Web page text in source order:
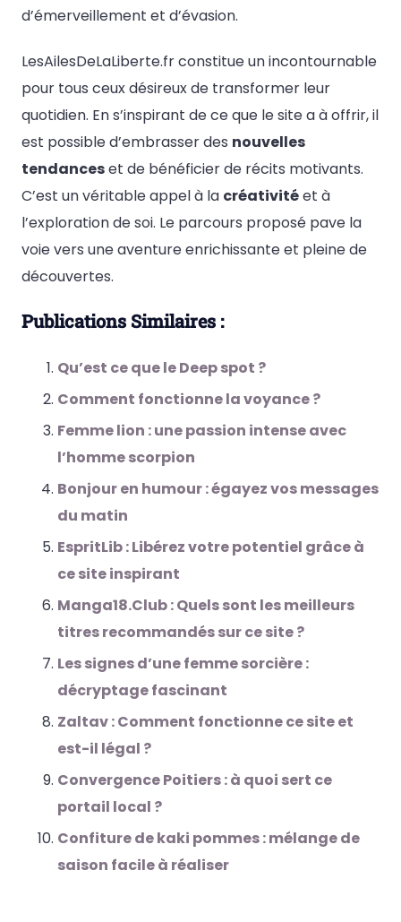
d’émerveillement et d’évasion.
LesAilesDeLaLiberte.fr constitue un incontournable
pour tous ceux désireux de transformer leur
quotidien. En s’inspirant de ce que le site a à offrir, il
est possible d’embrasser des nouvelles
tendanceset de bénéficier de récits motivants.
C’est un véritable appel à la créativitéet à
l’exploration de soi. Le parcours proposé pave la
voie vers une aventure enrichissante et pleine de
découvertes.
Publications Similaires :
Qu’est ce que le Deep spot ?
Comment fonctionne la voyance ?
Femme lion : une passion intense avec
l’homme scorpion
Bonjour en humour : égayez vos messages
du matin
EspritLib : Libérez votre potentiel grâce à
ce site inspirant
Manga18.Club : Quels sont les meilleurs
titres recommandés sur ce site ?
Les signes d’une femme sorcière :
décryptage fascinant
Zaltav : Comment fonctionne ce site et
est-il légal ?
Convergence Poitiers : à quoi sert ce
portail local ?
Confiture de kaki pommes : mélange de
saison facile à réaliser